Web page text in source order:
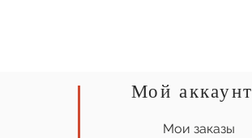
Мой аккаунт
Мои заказы